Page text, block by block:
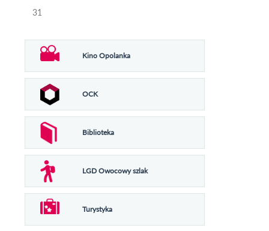
31
Kino Opolanka
OCK
Biblioteka
LGD Owocowy szlak
Turystyka